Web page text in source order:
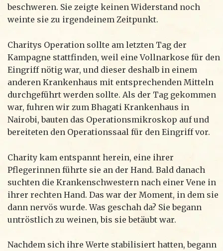
beschweren. Sie zeigte keinen Widerstand noch
weinte sie zu irgendeinem Zeitpunkt.
Charitys Operation sollte am letzten Tag der
Kampagne stattfinden, weil eine Vollnarkose für den
Eingriff nötig war, und dieser deshalb in einem
anderen Krankenhaus mit entsprechenden Mitteln
durchgeführt werden sollte. Als der Tag gekommen
war, fuhren wir zum Bhagati Krankenhaus in
Nairobi, bauten das Operationsmikroskop auf und
bereiteten den Operationssaal für den Eingriff vor.
Charity kam entspannt herein, eine ihrer
Pflegerinnen führte sie an der Hand. Bald danach
suchten die Krankenschwestern nach einer Vene in
ihrer rechten Hand. Das war der Moment, in dem sie
dann nervös wurde. Was geschah da? Sie begann
untröstlich zu weinen, bis sie betäubt war.
Nachdem sich ihre Werte stabilisiert hatten, begann